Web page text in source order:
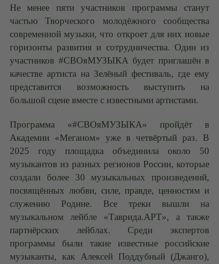
Не менее пяти участников программы станут
частью Творческого молодёжного сообщества
современной музыки, что откроет для них новые
горизонты развития и сотрудничества. Один из
участников #СВОяМУЗЫКА будет приглашён в
качестве артиста на Зелёный фестиваль, где ему
представится возможность выступить на
большой сцене вместе с известными артистами.
Программа «#СВОяМУЗЫКА» пройдёт в
Академии «Меганом» уже в четвёртый раз. В
2025 году площадка объединила около 50
музыкантов из разных регионов России, которые
создали более 30 музыкальных произведений,
посвящённых любви, силе, правде, ценностям и
служению Родине. Все треки вышли на
музыкальном лейбле «Таврида.АРТ», а также
партнёрских лейблах. Среди экспертов
программы были такие известные российские
музыканты, как Алексей Поддубный (Джанго),